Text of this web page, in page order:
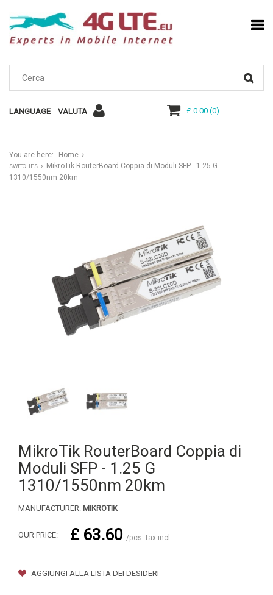
LANGUAGE VALUTA £ 0.00(0)
You are here: Home
SWITCHES
MikroTik RouterBoard Coppia di Moduli SFP - 1.25 G
1310/1550nm 20km
MikroTik RouterBoard Coppia di
Moduli SFP - 1.25 G
1310/1550nm 20km
MANUFACTURER: MIKROTIK
OUR PRICE: £ 63.60 /pcs. tax incl.
AGGIUNGI ALLA LISTA DEI DESIDERI